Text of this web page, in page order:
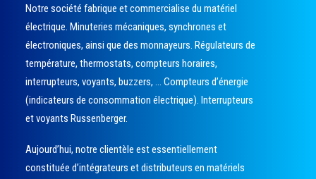
Notre société fabrique et commercialise du matériel
électrique. Minuteries mécaniques, synchrones et
électroniques, ainsi que des monnayeurs. Régulateurs de
température, thermostats, compteurs horaires,
interrupteurs, voyants, buzzers, … Compteurs d’énergie
(indicateurs de consommation électrique). Interrupteurs
et voyants Russenberger.
Aujourd’hui, notre clientèle est essentiellement
constituée d’intégrateurs et distributeurs en matériels